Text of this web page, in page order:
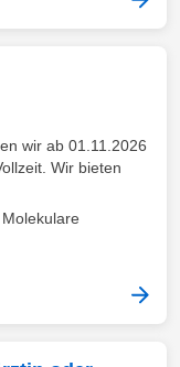
wir ab 01.11.2026
Wir bieten